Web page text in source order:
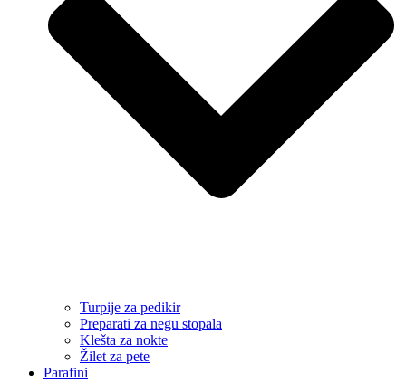
Turpije za pedikir
Preparati za negu stopala
Klešta za nokte
Žilet za pete
Parafini